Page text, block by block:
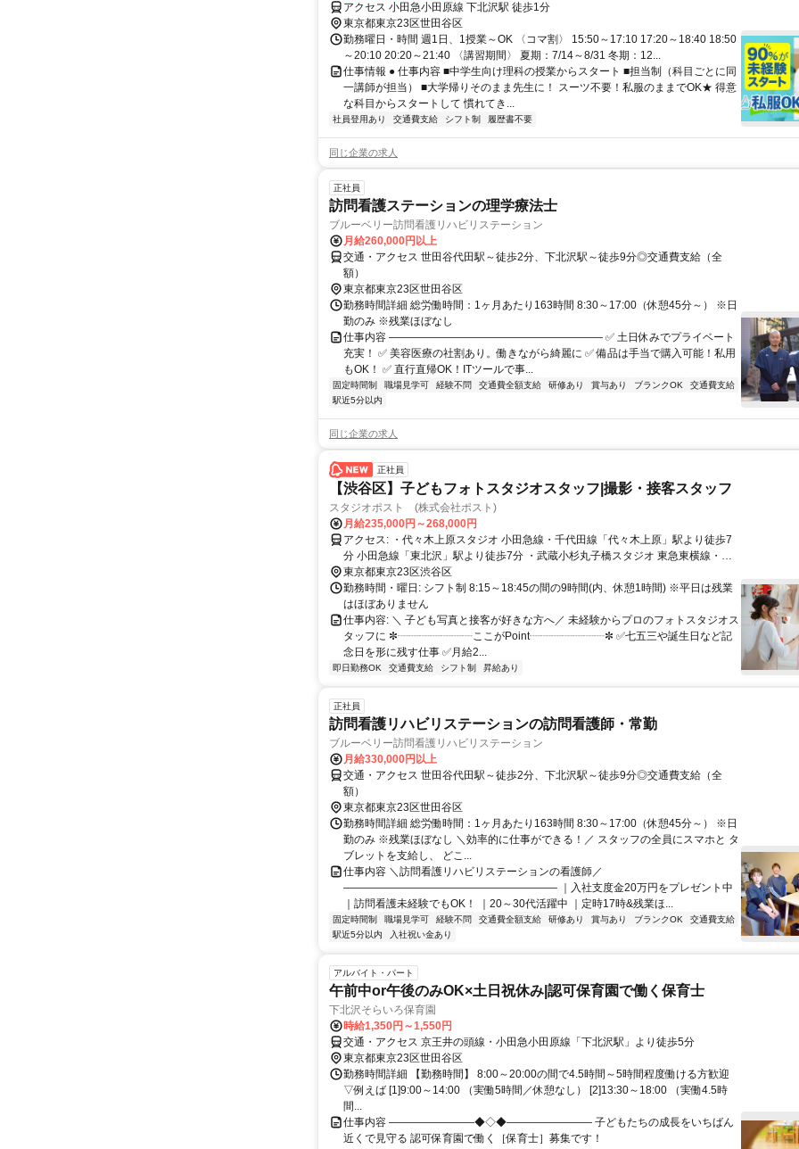
アクセス 小田急小田原線 下北沢駅 徒歩1分
東京都東京23区世田谷区
勤務曜日・時間 週1日、1授業～OK 〈コマ割〉 15:50～17:10 17:20～18:40 18:50
～20:10 20:20～21:40 〈講習期間〉 夏期：7/14～8/31 冬期：12...
仕事情報 ● 仕事内容 ■中学生向け理科の授業からスタート ■担当制（科目ごとに同
一講師が担当） ■大学帰りそのまま先生に！ スーツ不要！私服のままでOK★ 得意
な科目からスタートして 慣れてき...
社員登用あり 交通費支給 シフト制 履歴書不要
同じ企業の求人
正社員
訪問看護ステーションの理学療法士
ブルーベリー訪問看護リハビリステーション
月給260,000円以上
交通・アクセス 世田谷代田駅～徒歩2分、下北沢駅～徒歩9分◎交通費支給（全
額）
東京都東京23区世田谷区
勤務時間詳細 総労働時間：1ヶ月あたり163時間 8:30～17:00（休憩45分～） ※日
勤のみ ※残業ほぼなし
仕事内容 ―――――――――――――――――――― ✅ 土日休みでプライベート
充実！ ✅ 美容医療の社割あり。働きながら綺麗に ✅ 備品は手当で購入可能！私用
もOK！ ✅ 直行直帰OK！ITツールで事...
固定時間制 職場見学可 経験不問 交通費全額支給 研修あり 賞与あり ブランクOK
交通費支給
駅近5分以内
同じ企業の求人
正社員
【渋谷区】子どもフォトスタジオスタッフ|撮影・接客スタッフ
スタジオポスト (株式会社ポスト)
月給235,000円～268,000円
アクセス: ・代々木上原スタジオ 小田急線・千代田線「代々木上原」駅より徒歩7
分 小田急線「東北沢」駅より徒歩7分 ・武蔵小杉丸子橋スタジオ 東急東横線・東
急目黒線「新丸子」駅より徒歩8分 ・横浜青葉台スタジオ 東急田園都市線「青葉台
駅」より徒歩15分
東京都東京23区渋谷区
勤務時間・曜日: シフト制 8:15～18:45の間の9時間(内、休憩1時間) ※平日は残業
はほぼありません
仕事内容: ＼ 子ども写真と接客が好きな方へ／ 未経験からプロのフォトスタジオス
タッフに ✼┈┈┈┈┈┈┈ここがPoint┈┈┈┈┈┈┈✼ ✅七五三や誕生日など記
念日を形に残す仕事 ✅月給2...
即日勤務OK 交通費支給 シフト制 昇給あり
正社員
訪問看護リハビリステーションの訪問看護師・常勤
ブルーベリー訪問看護リハビリステーション
月給330,000円以上
交通・アクセス 世田谷代田駅～徒歩2分、下北沢駅～徒歩9分◎交通費支給（全
額）
東京都東京23区世田谷区
勤務時間詳細 総労働時間：1ヶ月あたり163時間 8:30～17:00（休憩45分～） ※日
勤のみ ※残業ほぼなし ＼効率的に仕事ができる！／ スタッフの全員にスマホと タ
ブレットを支給し、 どこ...
仕事内容 ＼訪問看護リハビリステーションの看護師／
―――――――――――――――――――― ｜入社支度金20万円をプレゼント中
｜訪問看護未経験でもOK！ ｜20～30代活躍中 ｜定時17時&残業ほ...
固定時間制 職場見学可 経験不問 交通費全額支給 研修あり 賞与あり ブランクOK
交通費支給
駅近5分以内
入社祝い金あり
アルバイト・パート
午前中or午後のみOK×土日祝休み|認可保育園で働く保育士
下北沢そらいろ保育園
時給1,350円～1,550円
交通・アクセス 京王井の頭線・小田急小田原線「下北沢駅」より徒歩5分
東京都東京23区世田谷区
勤務時間詳細 【勤務時間】 8:00～20:00の間で4.5時間～5時間程度働ける方歓迎
▽例えば [1]9:00～14:00 （実働5時間／休憩なし） [2]13:30～18:00 （実働4.5時
間...
仕事内容 ――――――――◆◇◆―――――――― 子どもたちの成長をいちばん
近くで見守る 認可保育園で働く［保育士］募集です！